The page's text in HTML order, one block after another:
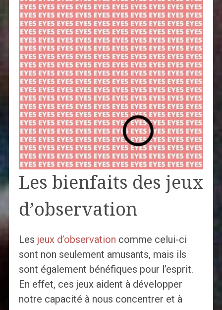
Les bienfaits des jeux
d’observation
Les jeux d’observation comme celui-ci
sont non seulement amusants, mais ils
sont également bénéfiques pour l’esprit.
En effet, ces jeux aident à développer
notre capacité à nous concentrer et à